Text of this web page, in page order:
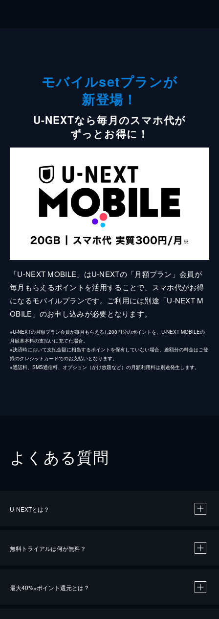
モバイルsetプランが
新登場！
U-NEXTなら毎月のスマホ代が
ずっとお得に！
「U-NEXT MOBILE」はU-NEXTの「月額プラン」会員が
毎月もらえるポイントを活用することで、スマホ代がお得
になるモバイルプランです。ご利用には別途「U-NEXT M
OBILE」のお申し込みが必要となります。
※U-NEXTの月額プラン会員が毎月もらえる1,200円分のポイントを、U-NEXT MOBILEの
月額基本料の支払いに充てた場合。
※決済時において支払金額に相当するポイントを保有していない場合、差額分の料金はご登
録のクレジットカードでのお支払いとなります。
※通話料、SMS通信料、オプション（かけ放題など）の月額利用料は別途発生します。
よくある質問
U-NEXTとは？
無料トライアルは何が無料？
最大40%※ポイント還元とは？